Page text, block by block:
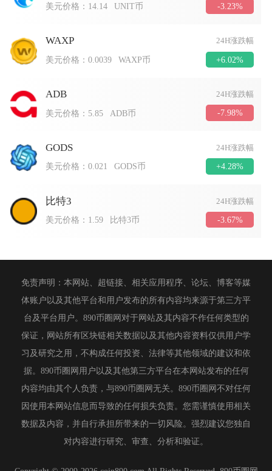
美元价格： 14.14 UNIT币 -3.23%
WAXP 24H涨跌幅
美元价格：0.0039 WAXP币 +6.02%
ADB 24H涨跌幅
美元价格： 5.85 ADB币 -7.98%
GODS 24H涨跌幅
美元价格：0.021 GODS币 +4.28%
比特3 24H涨跌幅
美元价格： 1.59 比特3币 -3.67%
免责声明：本网站、超链接、相关应用程序、论坛、博客等媒
体账户以及其他平台和用户发布的所有内容均来源于第三方平
台及平台用户。890币圈网对于网站及其内容不作任何类型的
保证，网站所有区块链相关数据以及其他内容资料仅供用户学
习及研究之用，不构成任何投资、法律等其他领域的建议和依
据。890币圈网用户以及其他第三方平台在本网站发布的任何
内容均由其个人负责，与890币圈网无关。890币圈网不对任何
因使用本网站信息而导致的任何损失负责。您需谨慎使用相关
数据及内容，并自行承担所带来的一切风险。强烈建议您独自
对内容进行研究、审查、分析和验证。